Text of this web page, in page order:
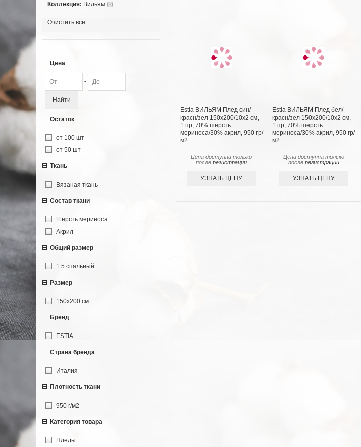
Estia ВИЛЬЯМ Плед син/
красн/зел 150х200/10х2 см,
1 пр, 70% шерсть
мериноса/30% акрил, 950 гр/
м2
Цена доступна только
послерегистрации
УЗНАТЬ ЦЕНУ
Estia ВИЛЬЯМ Плед бел/
красн/зел 150х200/10х2 см,
1 пр, 70% шерсть
мериноса/30% акрил, 950 гр/
м2
Цена доступна только
после регистрации
УЗНАТЬ ЦЕНУ
Коллекция: Вильям
Очистить все
Цена
-
Найти
Остаток
от 100 шт
от 50 шт
Ткань
Вязаная ткань
Состав ткани
Шерсть мериноса
Акрил
Общий размер
1.5 спальный
Размер
150х200 см
Бренд
ESTIA
Страна бренда
Италия
Плотность ткани
950 г/м2
Категория товара
Пледы